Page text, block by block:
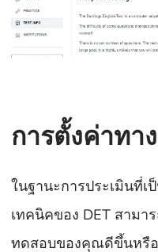
การตั้งค่าทา
ในฐานะการประเมินที่
เทคนิคของ DET สามา
ทดสอบของคุณดีขึ้นหรื